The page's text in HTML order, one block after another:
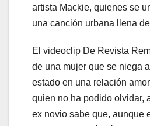
artista Mackie, quienes se
una canción urbana llena
El videoclip De Revista
de una mujer que se niega
estado en una relación
quien no ha podido olvidar,
ex novio sabe que, aunque